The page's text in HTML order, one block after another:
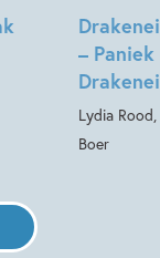
– Paniek
Lydia
Boer